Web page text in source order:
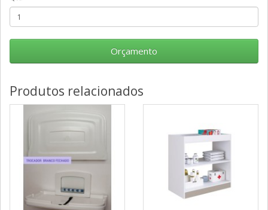
Orçamento
Produtos relacionados